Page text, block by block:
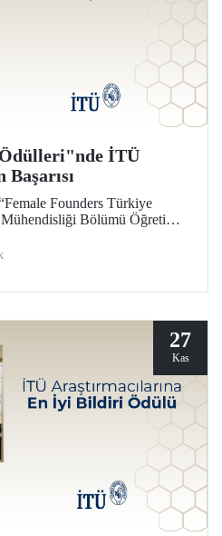
İTÜ
Founders Türkiye
Bölümü Öğretim
önceki İTÜ
27
Kas